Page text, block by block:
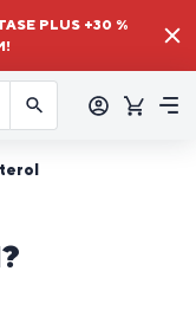
PLUS +30 %
sa
Košík